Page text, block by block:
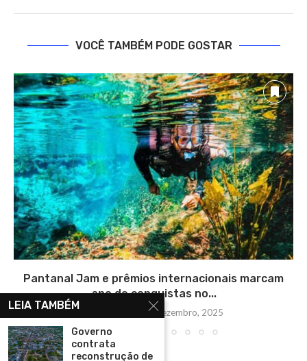
VOCÊ TAMBÉM PODE GOSTAR
Pantanal Jam e prêmios internacionais marcam
ano de conquistas no...
segunda-feira, 29 dezembro, 2025
LEIA TAMBÉM
Governo
contrata
reconstrução de